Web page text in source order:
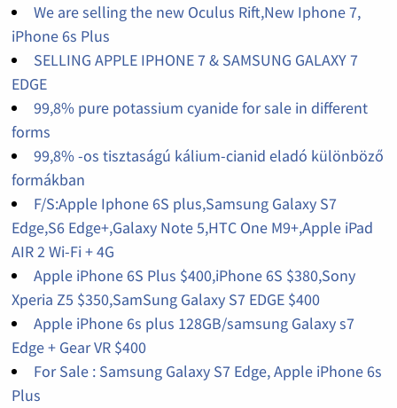
We are selling the new Oculus Rift,New Iphone 7,
iPhone 6s Plus
SELLING APPLE IPHONE 7 & SAMSUNG GALAXY 7
EDGE
99,8% pure potassium cyanide for sale in different
forms
99,8% -os tisztaságú kálium-cianid eladó különböző
formákban
F/S:Apple Iphone 6S plus,Samsung Galaxy S7
Edge,S6 Edge+,Galaxy Note 5,HTC One M9+,Apple iPad
AIR 2 Wi-Fi + 4G
Apple iPhone 6S Plus $400,iPhone 6S $380,Sony
Xperia Z5 $350,SamSung Galaxy S7 EDGE $400
Apple iPhone 6s plus 128GB/samsung Galaxy s7
Edge + Gear VR $400
For Sale : Samsung Galaxy S7 Edge, Apple iPhone 6s
Plus